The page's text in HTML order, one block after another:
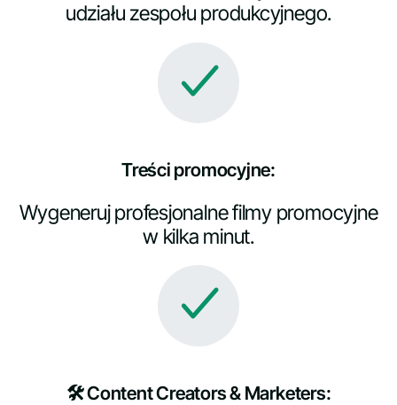
udziału zespołu produkcyjnego.
Treści promocyjne:
Wygeneruj profesjonalne filmy promocyjne
w kilka minut.
🛠️ Content Creators & Marketers: